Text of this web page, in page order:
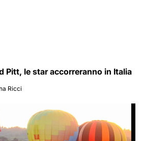
Pitt, le star accorreranno in Italia
Ricci